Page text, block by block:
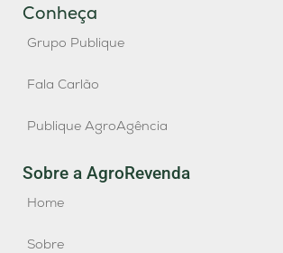
Conheça
Grupo Publique
Fala Carlão
Publique AgroAgência
Sobre a AgroRevenda
Home
Sobre